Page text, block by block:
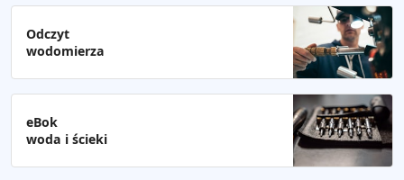
Odczyt
wodomierza
eBok
woda i ścieki